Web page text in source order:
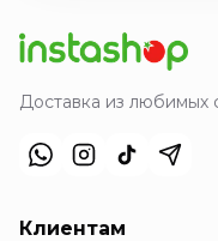
Доставка из любимых
Клиентам